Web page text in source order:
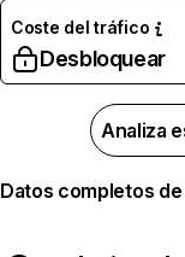
Coste del tráfico
Desbloquear
Analiza
Datos completos